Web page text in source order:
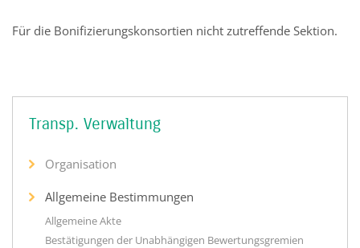
Für die Bonifizierungskonsortien nicht zutreffende Sektion.
Transp. Verwaltung
Organisation
Allgemeine Bestimmungen
Allgemeine Akte
Bestätigungen der Unabhängigen Bewertungsgremien